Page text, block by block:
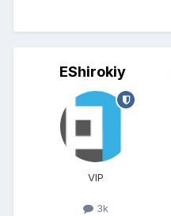
EShirokiy
VIP
3k